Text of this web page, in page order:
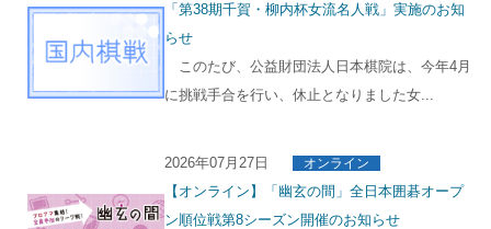
「第38期千賀・柳内杯女流名人戦」実施のお知
らせ
このたび、公益財団法人日本棋院は、今年4月
に挑戦手合を行い、休止となりました女...
2026年07月27日 オンライン
【オンライン】「幽玄の間」全日本囲碁オープ
ン順位戦第8シーズン開催のお知らせ